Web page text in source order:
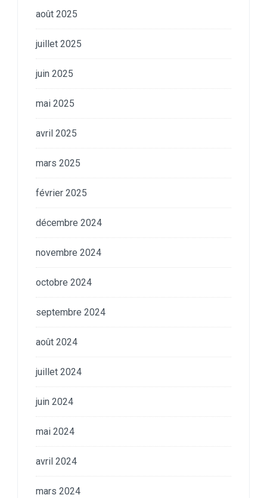
août 2025
juillet 2025
juin 2025
mai 2025
avril 2025
mars 2025
février 2025
décembre 2024
novembre 2024
octobre 2024
septembre 2024
août 2024
juillet 2024
juin 2024
mai 2024
avril 2024
mars 2024